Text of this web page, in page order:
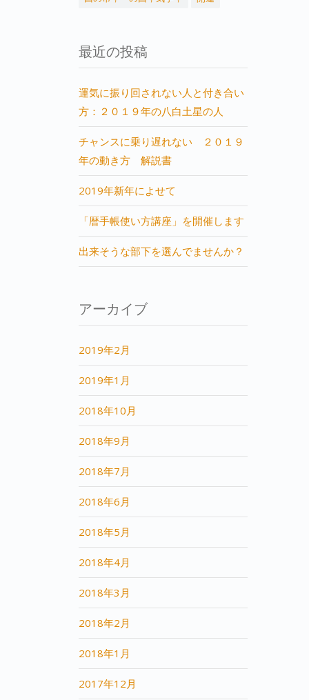
最近の投稿
運気に振り回されない人と付き合い
方：２０１９年の八白土星の人
チャンスに乗り遅れない ２０１９
年の動き方 解説書
2019年新年によせて
「暦手帳使い方講座」を開催します
出来そうな部下を選んでませんか？
アーカイブ
2019年2月
2019年1月
2018年10月
2018年9月
2018年7月
2018年6月
2018年5月
2018年4月
2018年3月
2018年2月
2018年1月
2017年12月